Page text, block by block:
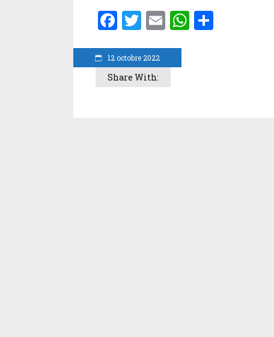
12 octobre 2022
Facebook
Twitter
EmailWhatsApp
Share With: